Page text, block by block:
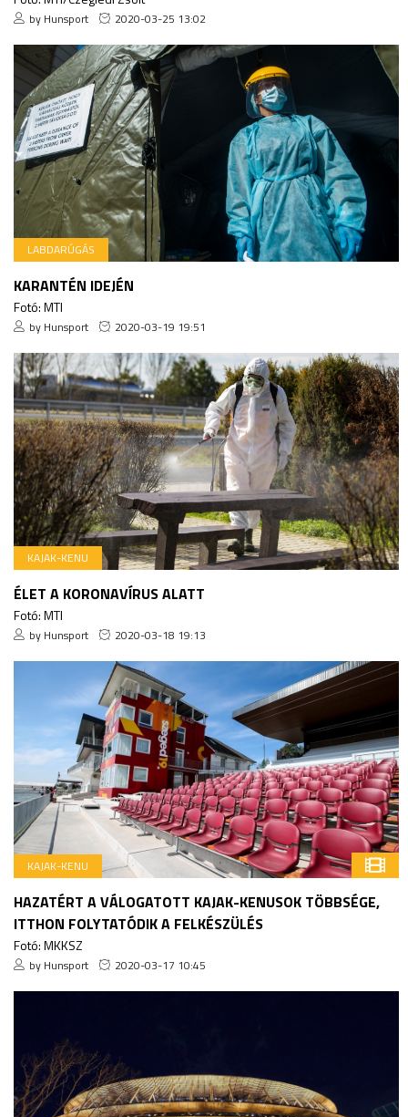
by Hunsport 2020-03-25 13:02
LABDARÚGÁS
KARANTÉN IDEJÉN
Fotó: MTI
by Hunsport 2020-03-19 19:51
KAJAK-KENU
ÉLET A KORONAVÍRUS ALATT
Fotó: MTI
by Hunsport 2020-03-18 19:13
KAJAK-KENU
HAZATÉRT A VÁLOGATOTT KAJAK-KENUSOK TÖBBSÉGE,
ITTHON FOLYTATÓDIK A FELKÉSZÜLÉS
Fotó: MKKSZ
by Hunsport 2020-03-17 10:45